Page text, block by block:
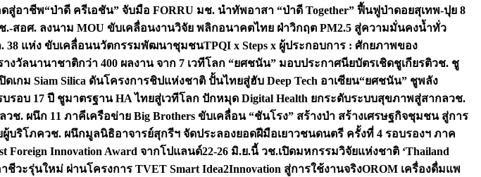
ดสู่อาชีพ“ป่าดี ครีเอชัน” จับมือ FORRU มช. นำทัพอาสา “ป่าดี Together” ฟื้นฟูป่าดอยสุเทพ-ปุย 8
สอศ. ลงนาม MOU ขับเคลื่อนงานวิจัย พลิกอนาคตไทย ฝ่าวิกฤต PM2.5 สู่ความมั่นคงน้ำทั่ว
38 แห่ง ขับเคลื่อนนวัตกรรมพัฒนาชุมชนTPQI x Steps x ผู้ประกอบการ : ศักยภาพของ
งวัลนานาชาติกว่า 400 ผลงาน จาก 7 เวทีโลก “ยศชนัน” มอบประกาศนียบัตรเชิดชูเกียรติวช. ชู
เกม Siam Silica ดันโครงการชิปแห่งชาติ ปั้นไทยสู่ฮับ Deep Tech อาเซียน“ยศชนัน” ชูพลัง
รอบ 17 ปี ชูมาตรฐาน HA ไทยสู่เวทีโลก ปักหมุด Digital Health ยกระดับระบบสุขภาพสู่สากลวช.
วช. ผนึก 11 ภาคีเครือข่าย Big Brothers ขับเคลื่อน “ชันโรง” สร้างป่า สร้างเศรษฐกิจชุมชน สู่การ
ผู้บริโภควช. ผนึกมูลนิธิอาจารย์สุกรีฯ จัดประลองยอดฝีมือเยาวชนดนตรี ครั้งที่ 4 รอบรองฯ ภาค
Foreign Innovation Award จากโปแลนด์22-26 มิ.ย.นี้ วช.เปิดมหกรรมวิจัยแห่งชาติ ‘Thailand
วะรุ่นใหม่ ผ่านโครงการ TVET Smart Idea2Innovation สู่การใช้งานจริงOROM เครื่องดื่มแพ